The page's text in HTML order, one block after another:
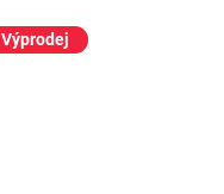
Výprodej